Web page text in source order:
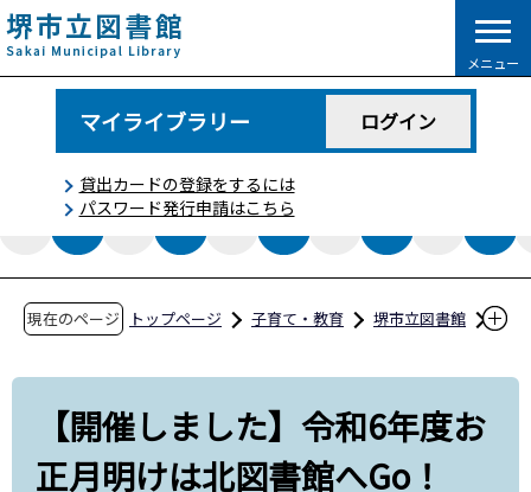
こ
の
ペ
で
メニュー
マイライブラリー ログイン
貸出カードの登録をするには
パスワード発行申請はこちら
現在のページ トップページ 子育て・教育
堺市立図書館
書館へGo！（新春！本みくじ＆本の貸出福袋）
【北図書館】
【開催しました】令和6年度お
正月明けは北図書館へGo！